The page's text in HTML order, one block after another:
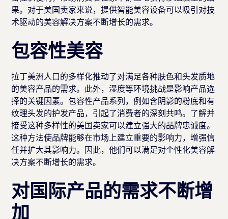
果。对于美国卖家来说，提供智能美容设备可以吸引对技
术驱动的美容解决方案不断增长的需求。
包容性美容
拉丁美洲人口的多样化推动了对满足各种肤色和头发质地
的美容产品的需求。此外，湿度等环境挑战是影响产品选
择的关键因素。包容性产品系列，例如含阴影的粉底和有
纹理头发的护发产品，引起了消费者的深刻共鸣。了解并
接受这种多样性的美国卖家可以建立强大的品牌忠诚度。
这种方法使品牌能够在市场上建立重要的影响力，增强信
任并扩大其影响力。因此，他们可以满足对个性化美容解
决方案不断增长的需求。
对国际产品的需求不断增
加